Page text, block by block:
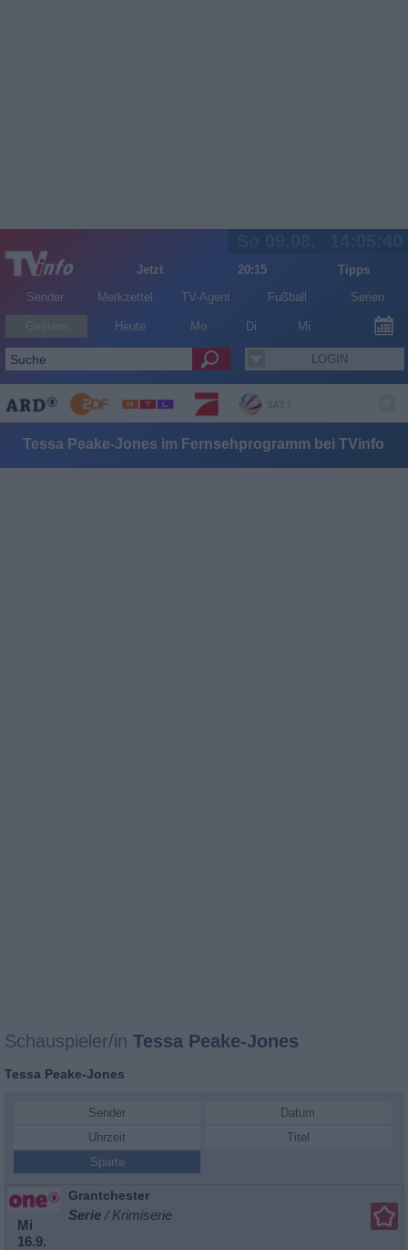
Jetzt 20:15
Tipps
Sender
Merkzettel TV-Agent Fußball Serien
Heute Mo Di Mi
LOGIN
Tessa Peake-Jones im Fernsehprogramm bei TVinfo
Schauspieler/in Tessa Peake-Jones
Tessa Peake-Jones
Sender
Datum
Uhrzeit
Titel
Sparte
Mi
16.9.
Grantchester
Serie / Krimiserie